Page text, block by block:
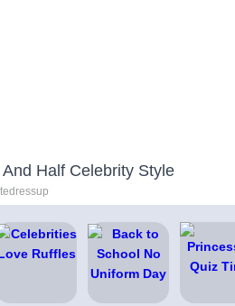
And Half Celebrity Style